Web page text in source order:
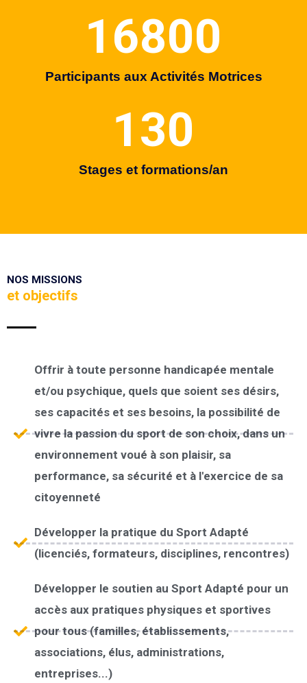
Participants aux Activités Motrices
16800
Stages et formations/an
135
NOS MISSIONS
et objectifs
Offrir à toute personne handicapée mentale
et/ou psychique, quels que soient ses désirs,
ses capacités et ses besoins, la possibilité de
vivre la passion du sport de son choix, dans un
environnement voué à son plaisir, sa
performance, sa sécurité et à l'exercice de sa
citoyenneté
Développer la pratique du Sport Adapté
(licenciés, formateurs, disciplines, rencontres)
Développer le soutien au Sport Adapté pour un
accès aux pratiques physiques et sportives
pour tous (familles, établissements,
associations, élus, administrations,
entreprises...)